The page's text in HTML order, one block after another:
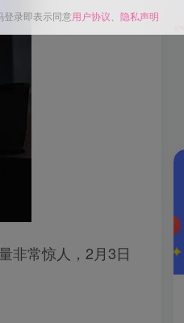
非常惊人，2月3日
登录即表示同意用户协议 隐私声明